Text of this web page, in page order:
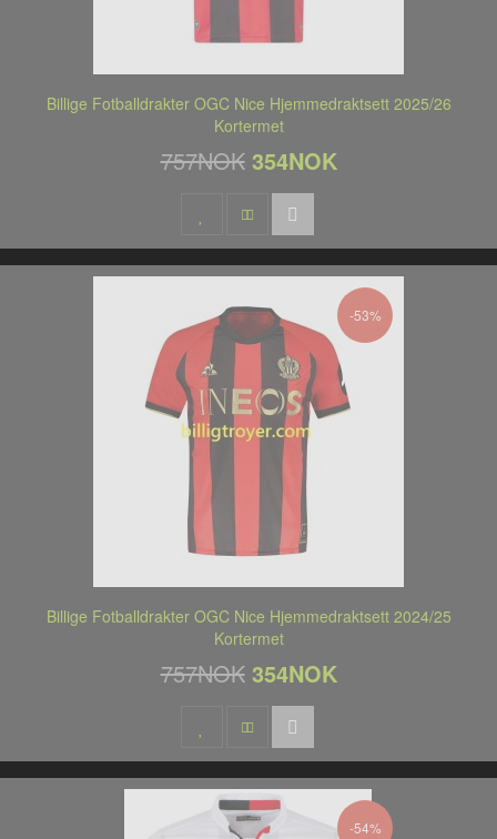
Billige Fotballdrakter OGC Nice Hjemmedraktsett 2025/26
Kortermet
757NOK 354NOK
-53%
Billige Fotballdrakter OGC Nice Hjemmedraktsett 2024/25
Kortermet
757NOK 354NOK
-54%